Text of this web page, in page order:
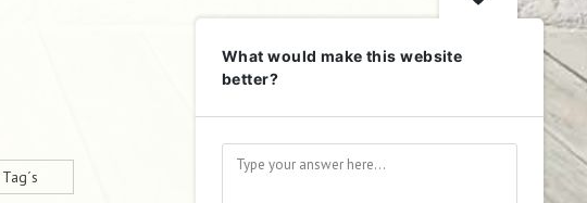
Tag´s
What would make this website
better?